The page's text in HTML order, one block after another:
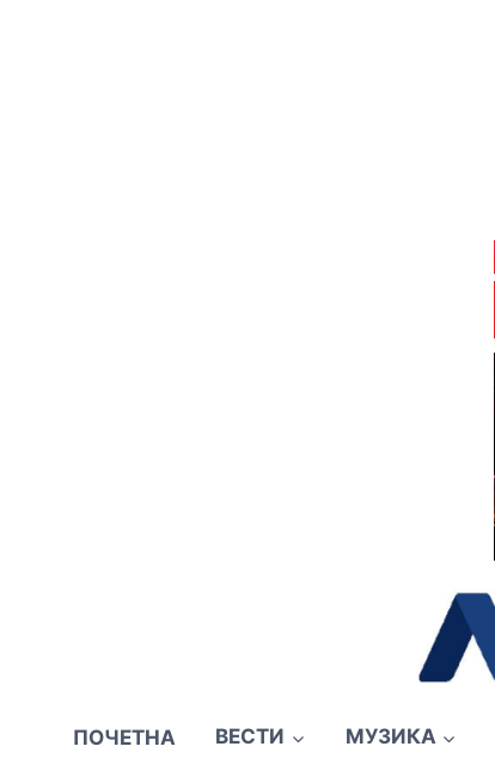
ПОЧЕТНА ВЕСТИ МУЗИКА